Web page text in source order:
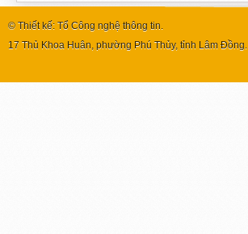
© Thiết kế: Tổ Công nghệ thông tin.
17 Thủ Khoa Huân, phường Phú Thủy, tỉnh Lâm Đồng.